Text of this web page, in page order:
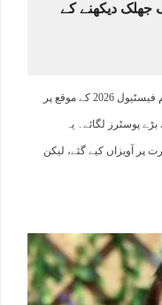
جھلک دیکھنے کے
پیرس (شوبز ڈیسک)فرانس میں جاری کانز فلم فیسٹیول 2026 کے موقع پر
پوسٹرز لگائے۔ یہ
پر آویزاں کیے گئے، لیکن